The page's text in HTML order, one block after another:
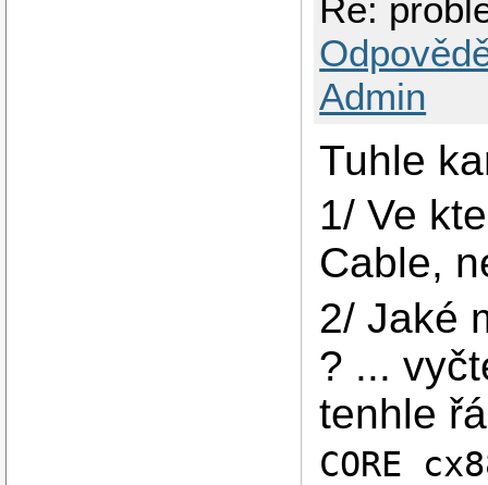
Re:
Admin
Tuhle
1/ Ve
Cable,
2/ Jaké
? ...
tenhle
CORE